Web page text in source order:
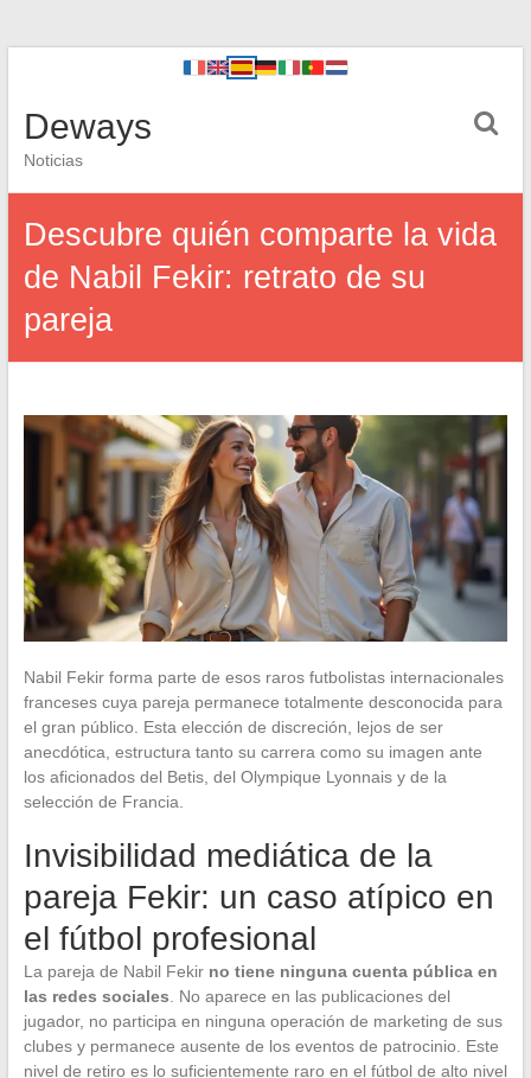
Deways
Noticias
Descubre quién comparte la vida
de Nabil Fekir: retrato de su
pareja
Nabil Fekir forma parte de esos raros futbolistas internacionales
franceses cuya pareja permanece totalmente desconocida para
el gran público. Esta elección de discreción, lejos de ser
anecdótica, estructura tanto su carrera como su imagen ante
los aficionados del Betis, del Olympique Lyonnais y de la
selección de Francia.
Invisibilidad mediática de la
pareja Fekir: un caso atípico en
el fútbol profesional
La pareja de Nabil Fekir no tiene ninguna cuenta pública en
las redes sociales . No aparece en las publicaciones del
jugador, no participa en ninguna operación de marketing de sus
clubes y permanece ausente de los eventos de patrocinio. Este
nivel de retiro es lo suficientemente raro en el fútbol de alto nivel